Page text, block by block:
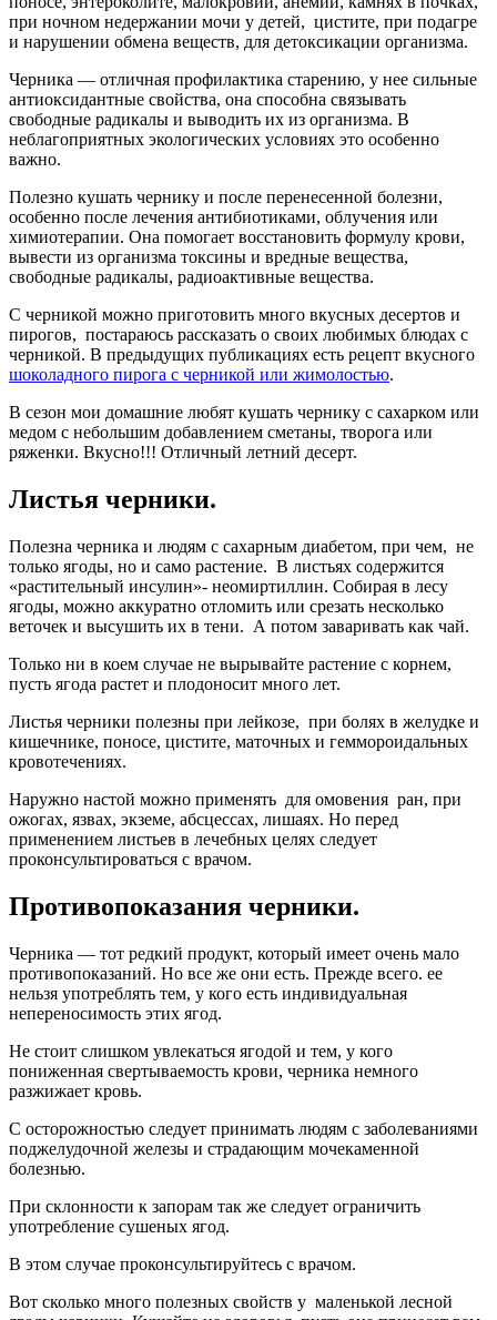
при ночном недержании мочи у детей, цистите, при подагре
и нарушении обмена веществ, для детоксикации организма.
Черника — отличная профилактика старению, у нее сильные
антиоксидантные свойства, она способна связывать
свободные радикалы и выводить их из организма. В
неблагоприятных экологических условиях это особенно
важно.
Полезно кушать чернику и после перенесенной болезни,
особенно после лечения антибиотиками, облучения или
химиотерапии. Она помогает восстановить формулу крови,
вывести из организма токсины и вредные вещества,
свободные радикалы, радиоактивные вещества.
С черникой можно приготовить много вкусных десертов и
пирогов, постараюсь рассказать о своих любимых блюдах с
черникой. В предыдущих публикациях есть рецепт вкусного
шоколадного пирога с черникой или жимолостью.
В сезон мои домашние любят кушать чернику с сахарком или
медом с небольшим добавлением сметаны, творога или
ряженки. Вкусно!!! Отличный летний десерт.
Листья черники.
Полезна черника и людям с сахарным диабетом, при чем, не
только ягоды, но и само растение. В листьях содержится
«растительный инсулин»- неомиртиллин. Собирая в лесу
ягоды, можно аккуратно отломить или срезать несколько
веточек и высушить их в тени. А потом заваривать как чай.
Только ни в коем случае не вырывайте растение с корнем,
пусть ягода растет и плодоносит много лет.
Листья черники полезны при лейкозе, при болях в желудке и
кишечнике, поносе, цистите, маточных и геммороидальных
кровотечениях.
Наружно настой можно применять для омовения ран, при
ожогах, язвах, экземе, абсцессах, лишаях. Но перед
применением листьев в лечебных целях следует
проконсультироваться с врачом.
Противопоказания черники.
Черника — тот редкий продукт, который имеет очень мало
противопоказаний. Но все же они есть. Прежде всего. ее
нельзя употреблять тем, у кого есть индивидуальная
непереносимость этих ягод.
Не стоит слишком увлекаться ягодой и тем, у кого
пониженная свертываемость крови, черника немного
разжижает кровь.
С осторожностью следует принимать людям с заболеваниями
поджелудочной железы и страдающим мочекаменной
болезнью.
При склонности к запорам так же следует ограничить
употребление сушеных ягод.
В этом случае проконсультируйтесь с врачом.
Вот сколько много полезных свойств у маленькой лесной